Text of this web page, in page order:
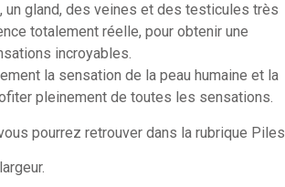
un gland, des veines et des testicules très
totalement réelle, pour obtenir une
incroyables.
la sensation de la peau humaine et la
pleinement de toutes les sensations.
pourrez retrouver dans la rubrique Piles.